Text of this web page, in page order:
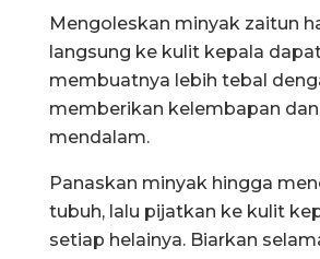
Mengoleskan minyak zaitun
langsung ke kulit kepala
membuatnya lebih tebal
memberikan kelembapan
mendalam.
Panaskan minyak hingga
tubuh, lalu pijatkan ke kulit
setiap helainya. Biarkan